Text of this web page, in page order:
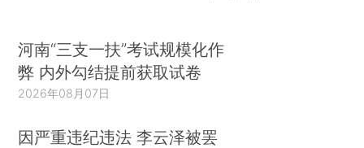
河南“三支一扶”考试规模化作
弊 内外勾结提前获取试卷
2026年08月07日
因严重违纪违法 李云泽被罢